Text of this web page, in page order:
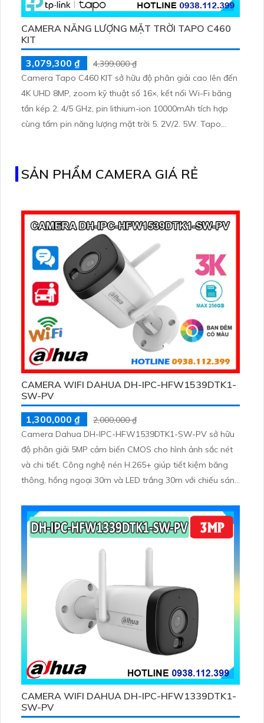
CAMERA NĂNG LƯỢNG MẶT TRỜI TAPO C460
KIT
3,079,300 ₫
4,399,000 ₫
Camera Tapo C460 KIT sở hữu độ phân giải cao lên đến
4K UHD 8MP, zoom kỹ thuật số 16×, kết nối Wi-Fi băng
tần kép 2. 4/5 GHz, pin lithium-ion 10000mAh tích hợp
cùng tấm pin năng lượng mặt trời 5. 2V/2. 5W. Tapo
SẢN PHẨM CAMERA GIÁ RẺ
CAMERA WIFI DAHUA DH-IPC-HFW1539DTK1-
SW-PV
1,300,000 ₫
2,000,000 ₫
Camera Dahua DH-IPC-HFW1539DTK1-SW-PV sở hữu
độ phân giải 5MP cảm biến CMOS cho hình ảnh sắc nét
và chi tiết. Công nghệ nén H.265+ giúp tiết kiệm băng
thông, hồng ngoại 30m và LED trắng 30m với chiếu sáng
CAMERA WIFI DAHUA DH-IPC-HFW1339DTK1-
SW-PV